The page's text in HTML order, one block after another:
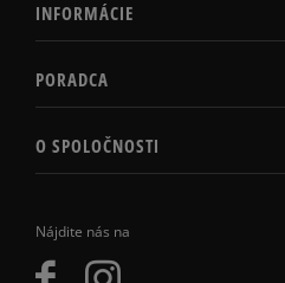
Nájdite nás na
INFORMÁCIE
PORADCA
O SPOLOČNOSTI